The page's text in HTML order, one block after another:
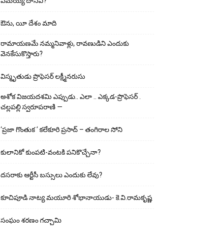
ఔను, యీ దేశం మాది
రామాయణమే నమ్మనివాళ్లు, రావణుడిని ఎందుకు
వెనకేసుకొస్తారు?
విస్మృతుడు ప్రొఫెసర్ లక్ష్మీనరుసు
అశోక విజ‌య‌ద‌శ‌మి ఎప్పుడు.. ఎలా .. ఎక్క‌డ‌-ప్రొఫెసర్ .
చల్లపల్లి స్వరూపరాణి —
‘ప్రజా గొంతుక ‘ కలేకూరి ప్రసాద్ – తంగిరాల సోని
కులానికో కుంప‌టి-వంట‌కి ప‌నికొచ్చేనా?
ద‌స‌రాకు ఆర్టీసీ బ‌స్సులు ఎందుకు లేవు?
కూచిపూడి నాట్య మ‌యూరి శోభానాయుడు- కె.వి.రామకృష్ణ
సంఘం శరణం గచ్చామి